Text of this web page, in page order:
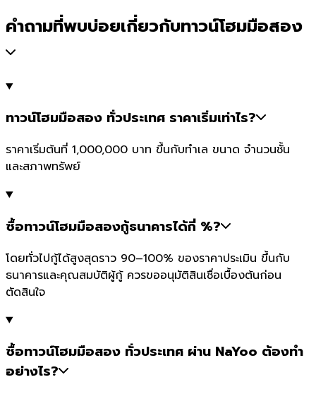
คำถามที่พบบ่อยเกี่ยวกับทาวน์โฮมมือสอง
ทาวน์โฮมมือสอง ทั่วประเทศ ราคาเริ่มเท่าไร?
ราคาเริ่มต้นที่ 1,000,000 บาท ขึ้นกับทำเล ขนาด จำนวนชั้น
และสภาพทรัพย์
ซื้อทาวน์โฮมมือสองกู้ธนาคารได้กี่ %?
โดยทั่วไปกู้ได้สูงสุดราว 90–100% ของราคาประเมิน ขึ้นกับ
ธนาคารและคุณสมบัติผู้กู้ ควรขออนุมัติสินเชื่อเบื้องต้นก่อน
ตัดสินใจ
ซื้อทาวน์โฮมมือสอง ทั่วประเทศ ผ่าน NaYoo ต้องทำ
อย่างไร?